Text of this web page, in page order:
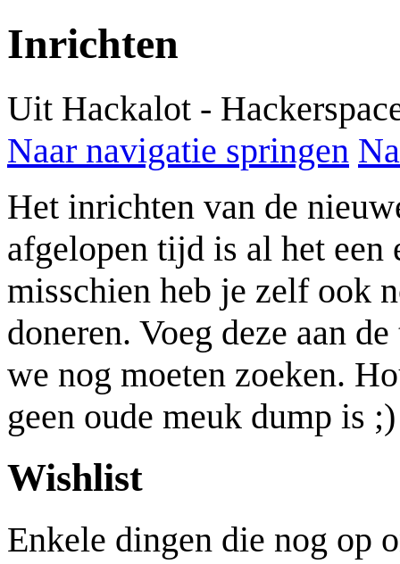
Inrichten
Uit Hackalot -
Naar navigatie springen
Het inrichten van de
afgelopen tijd is al het een
misschien heb je zelf ook
doneren. Voeg deze aan
we nog moeten zoeken.
geen oude meuk dump is ;)
Wishlist
Enkele dingen die nog op